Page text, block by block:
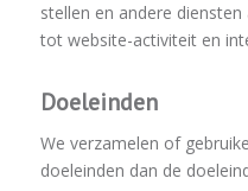
stellen en andere
tot website-activiteit en
Doeleinden
We verzamelen of
doeleinden dan de